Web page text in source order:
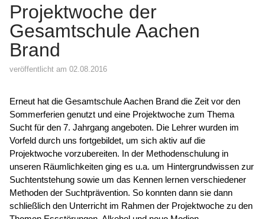
Projektwoche der
Gesamtschule Aachen
Brand
veröffentlicht am 02.08.2016
Erneut hat die Gesamtschule Aachen Brand die Zeit vor den
Sommerferien genutzt und eine Projektwoche zum Thema
Sucht für den 7. Jahrgang angeboten. Die Lehrer wurden im
Vorfeld durch uns fortgebildet, um sich aktiv auf die
Projektwoche vorzubereiten. In der Methodenschulung in
unseren Räumlichkeiten ging es u.a. um Hintergrundwissen zur
Suchtentstehung sowie um das Kennen lernen verschiedener
Methoden der Suchtprävention. So konnten dann sie dann
schließlich den Unterricht im Rahmen der Projektwoche zu den